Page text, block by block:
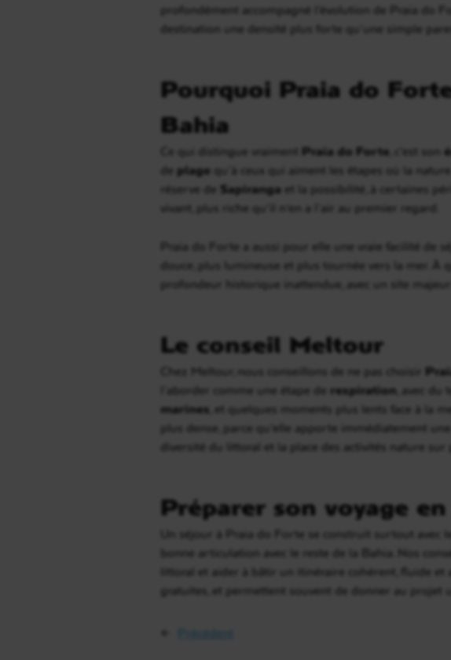
profondément accompagné l’évolution de Praia do
destination une densité plus forte qu’une simple
Pourquoi Praia do
Bahia
Ce qui distingue vraiment Praia do Forte , c’est son
de plage qu’à ceux qui aiment les étapes où la
réserve de Sapiranga et la possibilité, à certaines
vivant, plus riche qu’il n’en a l’air au premier regard.
Praia do Forte a aussi pour elle une vraie facilité de
douce, plus lumineuse et plus tournée vers la mer. À
profondeur historique inattendue, avec un site
Le conseil Meltour
Chez Meltour, nous conseillons de ne pas choisir
l’aborder comme une étape de respiration , avec
marines , et quelques moments plus lents face à la
plus dense, parce qu’elle apporte immédiatement
diversité du littoral et la place des activités nature sur
Préparer son voyage
Un séjour à Praia do Forte se construit surtout
bonne articulation avec le reste de la Bahia. Nos
littoral et aider à bâtir un itinéraire cohérent, fluide
gratuites, et permettent souvent de donner au projet
←